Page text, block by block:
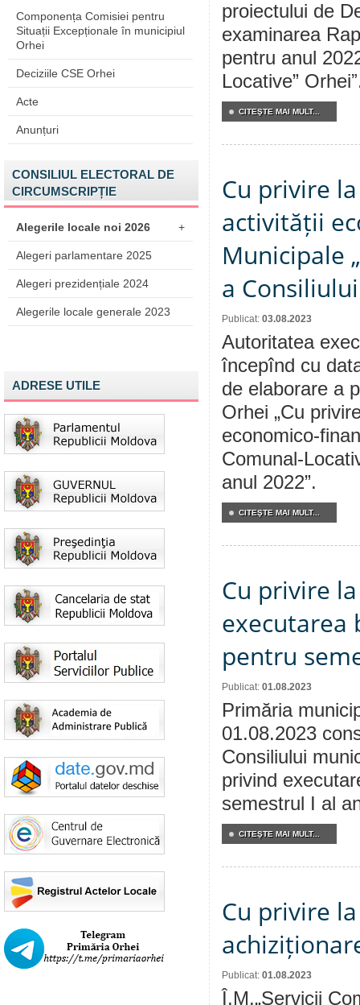
Componența Comisiei pentru
Situații Excepționale în municipiul
Orhei
Deciziile CSE Orhei
Acte
Anunțuri
CONSILIUL ELECTORAL DE
CIRCUMSCRIPȚIE
Alegerile locale noi 2026 +
Alegeri parlamentare 2025
Alegeri prezidențiale 2024
Alegerile locale generale 2023
ADRESE UTILE
proiectului de
examinarea
pentru anul
Locative”
CITEŞTE MAI MULT...
Cu privire
activității
Municipale
a
Publicat: 03.08.2023
Autoritatea
începînd cu
de elaborare a
Orhei „Cu
economico-
Comunal-
anul 2022”.
CITEŞTE MAI MULT...
Cu privire
executarea
pentru
Publicat: 01.08.2023
Primăria
01.08.2023
Consiliului
privind
semestrul I al
CITEŞTE MAI MULT...
Cu privire
Publicat: 01.08.2023
Î.M.„Servicii